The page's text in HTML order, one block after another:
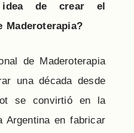
de crear el
Maderoterapia?
de Maderoterapia
una década desde
se convirtió en la
Argentina en fabricar